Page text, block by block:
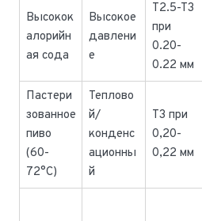
Высокок
алорийн
ая сода
Высокое
давлени
е
T2.5-T3
при
0.20-
0.22 мм
Пастери
зованное
пиво
(60-
72°C)
Теплово
й/
конденс
ационны
й
T3 при
0,20-
0,22 мм